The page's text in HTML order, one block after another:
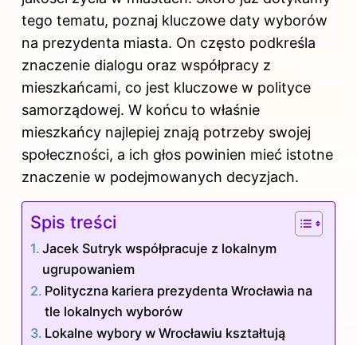
tego tematu, poznaj kluczowe daty wyborów
na prezydenta miasta. On często podkreśla
znaczenie dialogu oraz współpracy z
mieszkańcami, co jest kluczowe w polityce
samorządowej. W końcu to właśnie
mieszkańcy najlepiej znają potrzeby swojej
społeczności, a ich głos powinien mieć istotne
znaczenie w podejmowanych decyzjach.
Spis treści
Jacek Sutryk współpracuje z lokalnym
ugrupowaniem
Polityczna kariera prezydenta Wrocławia na
tle lokalnych wyborów
Lokalne wybory w Wrocławiu kształtują